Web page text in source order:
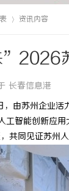
资讯内容
”2026
长春信息港
由苏州企业活
智能创新应用
共同见证苏州